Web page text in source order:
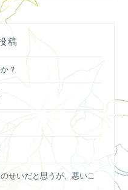
稿
？
せいだと思うが、悪いこ